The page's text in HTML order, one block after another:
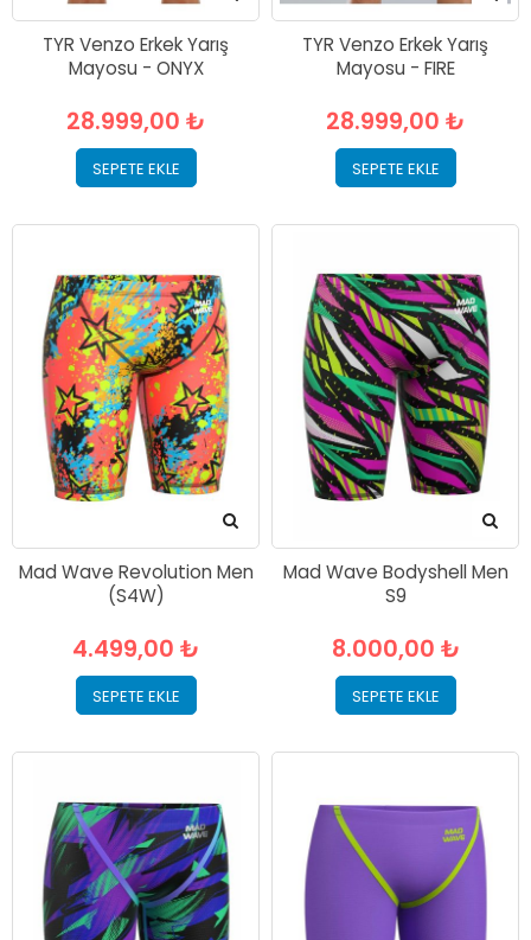
TYR Venzo Erkek Yarış
Mayosu - ONYX
28.999,00 ₺
SEPETE EKLE
TYR Venzo Erkek Yarış
Mayosu - FIRE
28.999,00 ₺
SEPETE EKLE
Mad Wave Revolution Men
(S4W)
4.499,00 ₺
SEPETE EKLE
Mad Wave Bodyshell Men
S9
8.000,00 ₺
SEPETE EKLE